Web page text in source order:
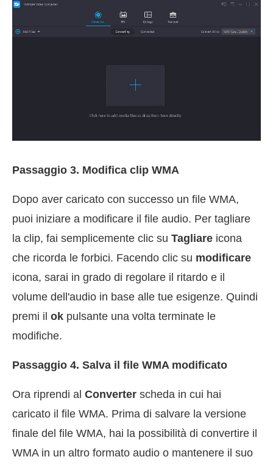
Passaggio 3. Modifica clip WMA
Dopo aver caricato con successo un file WMA,
puoi iniziare a modificare il file audio. Per tagliare
la clip, fai semplicemente clic su Tagliare icona
che ricorda le forbici. Facendo clic su modificare
icona, sarai in grado di regolare il ritardo e il
volume dell'audio in base alle tue esigenze. Quindi
premi il ok pulsante una volta terminate le
modifiche.
Passaggio 4. Salva il file WMA modificato
Ora riprendi al Converter scheda in cui hai
caricato il file WMA. Prima di salvare la versione
finale del file WMA, hai la possibilità di convertire il
WMA in un altro formato audio o mantenere il suo